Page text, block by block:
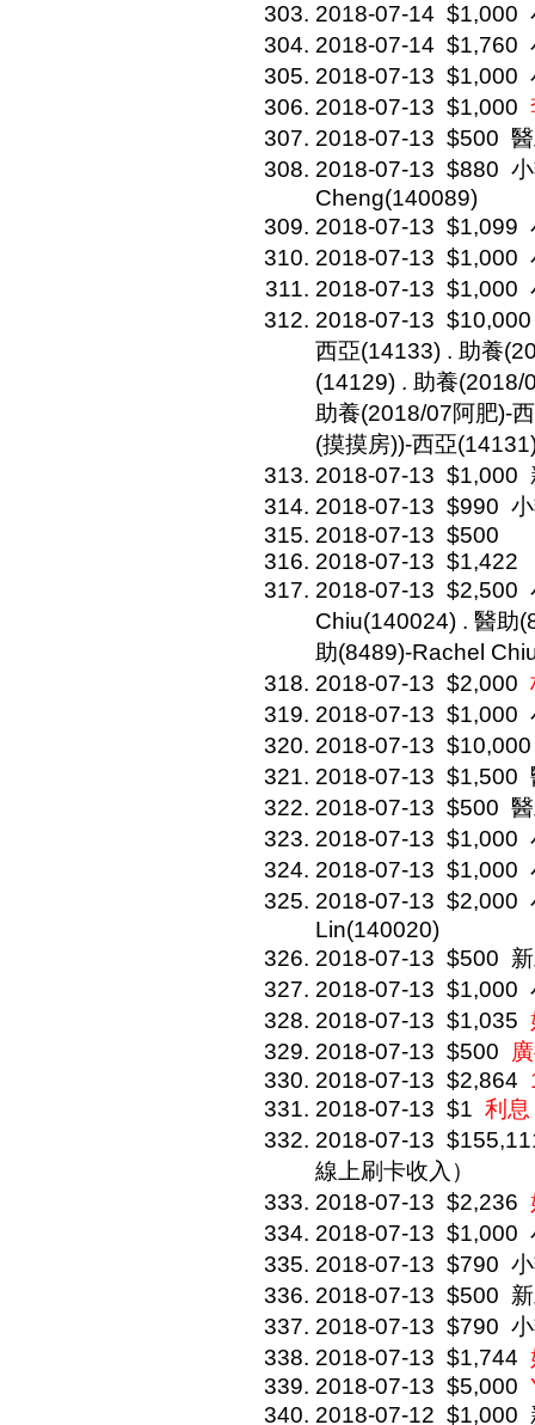
2018-07-14 $1,000
2018-07-14 $1,760
2018-07-13 $1,000
2018-07-13 $1,000
2018-07-13 $500
2018-07-13 $880
Cheng(140089)
2018-07-13 $1,099
2018-07-13 $1,000
2018-07-13 $1,000
2018-07-13 $10,000
西亞(14133) . 助養
(14129) . 助養(2018/
助養(2018/07阿肥)-
(摸摸房))-西亞
2018-07-13 $1,000
2018-07-13 $990
2018-07-13 $500
2018-07-13 $1,422
2018-07-13 $2,500
Chiu(140024) . 醫助
助(8489)-Rachel
2018-07-13 $2,000
2018-07-13 $1,000
2018-07-13 $10,000
2018-07-13 $1,500
2018-07-13 $500
2018-07-13 $1,000
2018-07-13 $1,000
2018-07-13 $2,000
Lin(140020)
2018-07-13 $500
2018-07-13 $1,000
2018-07-13 $1,035
2018-07-13 $500
2018-07-13 $2,864
2018-07-13 $1 利息
2018-07-13
線上刷卡收入）
2018-07-13 $2,236
2018-07-13 $1,000
2018-07-13 $790
2018-07-13 $500
2018-07-13 $790
2018-07-13 $1,744
2018-07-13 $5,000
2018-07-12 $1,000